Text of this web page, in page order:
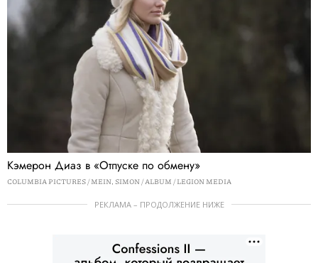
Кэмерон Диаз в «‎Отпуске по обмену»‎
COLUMBIA PICTURES / MEIN, SIMON / ALBUM / LEGION MEDIA
РЕКЛАМА – ПРОДОЛЖЕНИЕ НИЖЕ